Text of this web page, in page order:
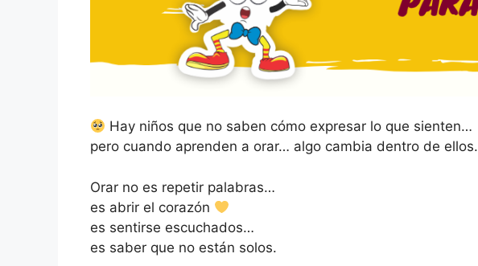
Hay niños que no saben cómo expresar lo que sienten…
pero cuando aprenden a orar… algo cambia dentro de ellos.
Orar no es repetir palabras…
es abrir el corazón
es sentirse escuchados…
es saber que no están solos.